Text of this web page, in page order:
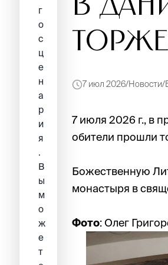
в
7 июл 2026 Новости
7 июля 2026 г., в
обители прошли
Божественную
монастыря в
Фото: Олег
г
о
с
ц
е
н
а
р
и
я
.
В
ы
м
о
ж
е
т